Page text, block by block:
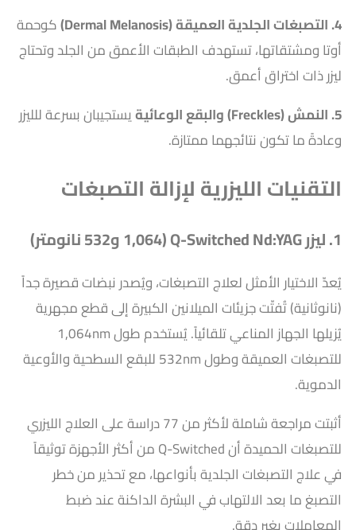
4. التصبغات الجلدية العميقة (Dermal Melanosis)
كوحمة
أوتا ومشتقاتها، تستهدف الطبقات الأعمق من الجلد وتحتاج
ليزر ذات اختراق أعمق.
5. النمش (Freckles) والبقع الوعائية
يستجيبان بسرعة للليزر
وعادةً ما تكون نتائجهما ممتازة.
التقنيات الليزرية لإزالة التصبغات
1. ليزر Q-Switched Nd:YAG (1,064 و532 نانومتر)
يُعدّ الاختيار الأمثل لعلاج التصبغات، ويُصدر نبضات قصيرة جداً
(نانوثانية) تُفتّت جزيئات الميلانين الكبيرة إلى قطع مجهرية
يُزيلها الجهاز المناعي تلقائياً. يُستخدم طول 1,064nm
للتصبغات العميقة وطول 532nm للبقع السطحية والأوعية
الدموية.
أثبتت مراجعة شاملة لأكثر من 77 دراسة على العلاج الليزري
للتصبغات الحميدة أن Q-Switched من أكثر الأجهزة توثيقاً
في علاج التصبغات الجلدية بأنواعها، مع تحذير من خطر
التصبغ ما بعد الالتهاب في البشرة الداكنة عند ضبط